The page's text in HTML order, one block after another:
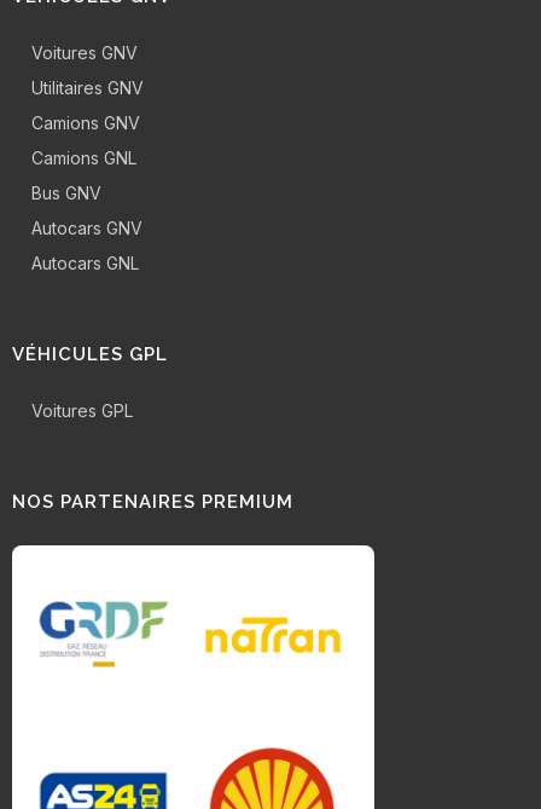
Voitures GNV
Utilitaires GNV
Camions GNV
Camions GNL
Bus GNV
Autocars GNV
Autocars GNL
VÉHICULES GPL
Voitures GPL
NOS PARTENAIRES PREMIUM